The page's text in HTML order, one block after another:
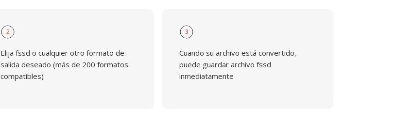
2
Elija fssd o cualquier otro formato de
salida deseado (más de 200 formatos
compatibles)
3
Cuando su archivo está convertido,
puede guardar archivo fssd
inmediatamente